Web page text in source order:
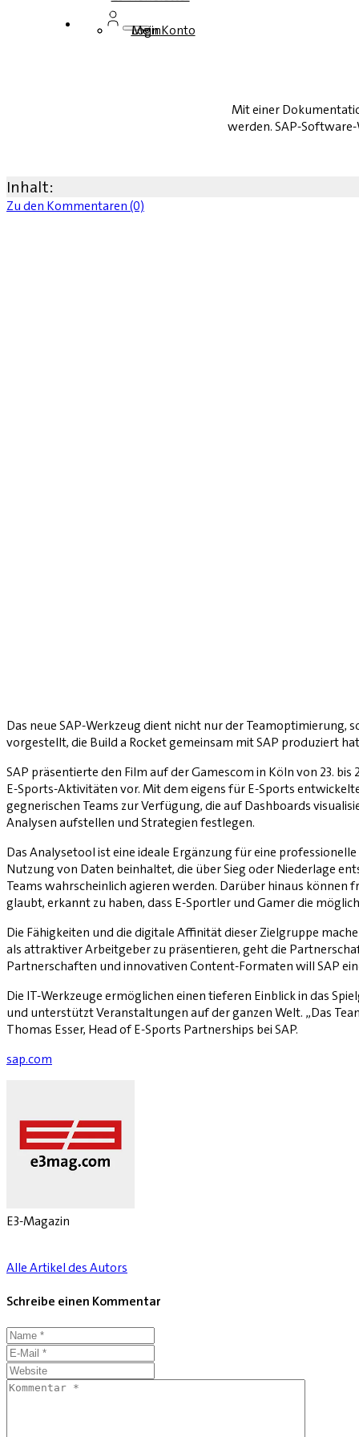
Login
Mein Konto
Mit einer
werden. SAP-
Inhalt:
Zu den Kommentaren (0)
Das neue SAP-Werkzeug dient nicht nur der
vorgestellt, die Build a Rocket gemeinsam mit SAP produziert
SAP präsentierte den Film auf der Gamescom in Köln von 23.
E-Sports-Aktivitäten vor. Mit dem eigens für E-Sports
gegnerischen Teams zur Verfügung, die auf Dashboards
Analysen aufstellen und Strategien festlegen.
Das Analysetool ist eine ideale Ergänzung für eine
Nutzung von Daten beinhaltet, die über Sieg oder Niederlage
Teams wahrscheinlich agieren werden. Darüber hinaus können
glaubt, erkannt zu haben, dass E-Sportler und Gamer die
Die Fähigkeiten und die digitale Affinität dieser Zielgruppe
als attraktiver Arbeitgeber zu präsentieren, geht die
Partnerschaften und innovativen Content-Formaten will SAP
Die IT-Werkzeuge ermöglichen einen tieferen Einblick in das
und unterstützt Veranstaltungen auf der ganzen Welt. „Das
Thomas Esser, Head of E-Sports Partnerships bei SAP.
sap.com
E3-Magazin
Alle Artikel des Autors
Schreibe einen Kommentar